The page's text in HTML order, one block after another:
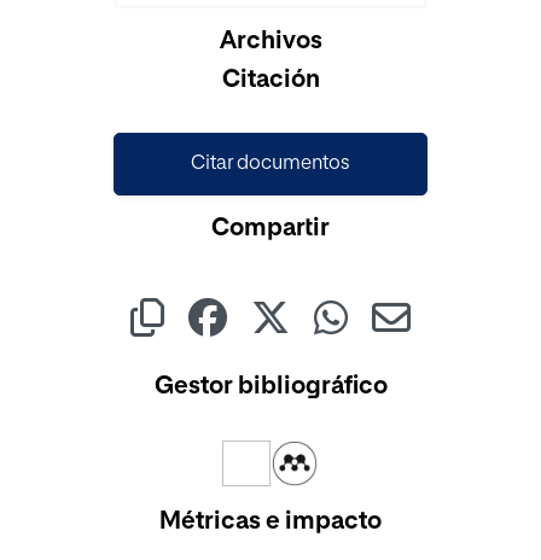
Cargando...Archivos
Citación
Citar documentos
Compartir
Gestor bibliográfico
Métricas e impacto